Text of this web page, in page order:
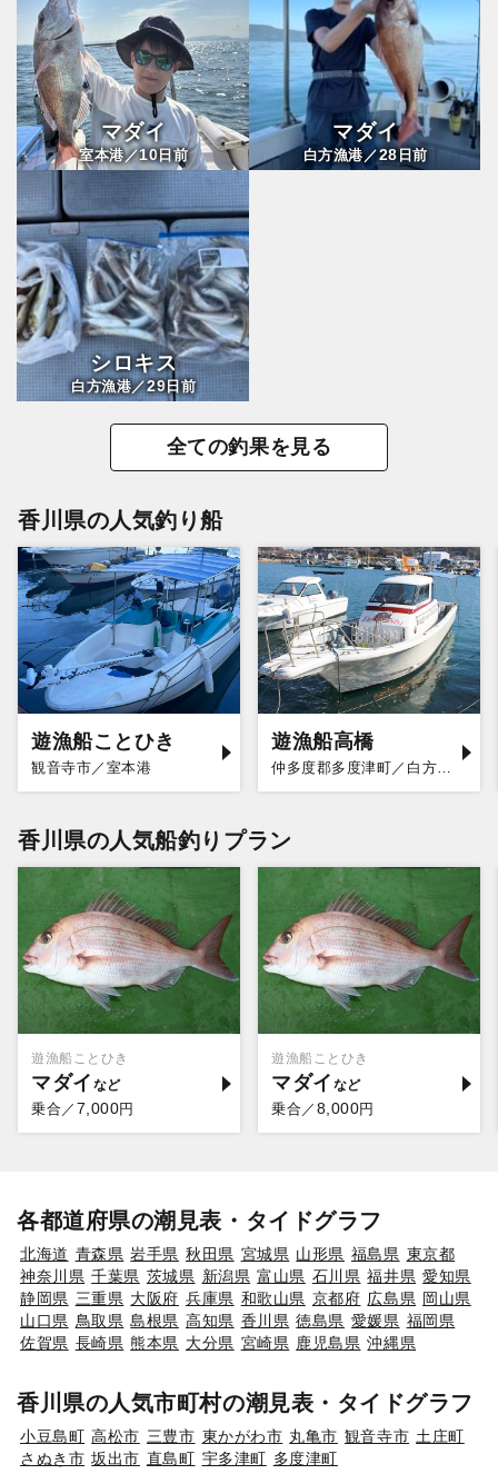
マダイ
室本港／10日前
マダイ
白方漁港／28日前
シロキス
白方漁港／29日前
全ての釣果を見る
香川県の人気釣り船
遊漁船ことひき
観音寺市／室本港
遊漁船高橋
仲多度郡多度津町／白方漁港
香川県の人気船釣りプラン
遊漁船ことひき
マダイ
乗合／ 7,000円
遊漁船ことひき
マダイ
乗合／ 8,000円
各都道府県の潮見表・タイドグラフ
北海道 青森県 岩手県 秋田県 宮城県 山形県 福島県 東京都
神奈川県 千葉県 茨城県 新潟県 富山県 石川県 福井県 愛知県
静岡県 三重県 大阪府 兵庫県 和歌山県 京都府 広島県 岡山県
山口県 鳥取県 島根県 高知県 香川県 徳島県 愛媛県 福岡県
佐賀県 長崎県 熊本県 大分県 宮崎県 鹿児島県 沖縄県
香川県の人気市町村の潮見表・タイドグラフ
小豆島町 高松市 三豊市 東かがわ市 丸亀市 観音寺市 土庄町
さぬき市 坂出市 直島町 宇多津町 多度津町